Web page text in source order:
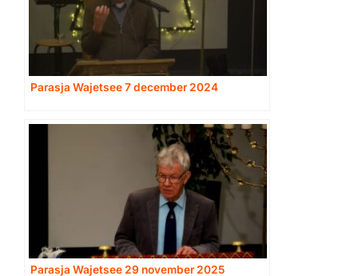
Parasja Wajetsee 7 december 2024
Parasja Wajetsee 29 november 2025